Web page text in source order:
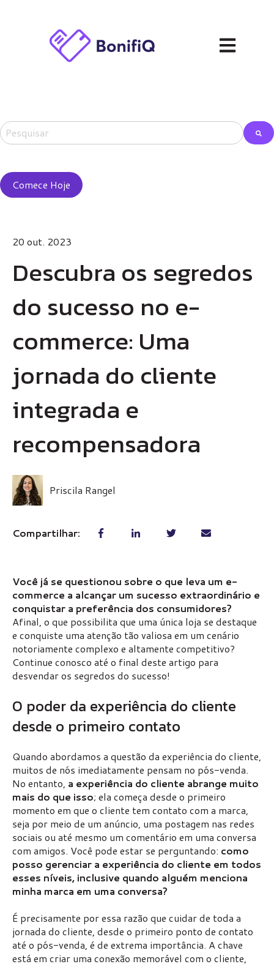
Abrir
Este é um campo de pesquisa com recurso de sugestão
Comece Hoje
20 out. 2023
Descubra os segredos
do sucesso no e-
commerce: Uma
jornada do cliente
integrada e
recompensadora
Priscila Rangel
Compartilhar:
Você já se questionou sobre o que leva um e-
commerce a alcançar um sucesso extraordinário e
conquistar a preferência dos consumidores?
Afinal, o que possibilita que uma única loja se destaque
e conquiste uma atenção tão valiosa em um cenário
notoriamente complexo e altamente competitivo?
Continue conosco até o final deste artigo para
desvendar os segredos do sucesso!
O poder da experiência do cliente
desde o primeiro contato
Quando abordamos a questão da experiência do cliente,
muitos de nós imediatamente pensam no pós-venda.
No entanto, a experiência do cliente abrange muito
mais do que isso; ela começa desde o primeiro
momento em que o cliente tem contato com a marca,
seja por meio de um anúncio, uma postagem nas redes
sociais ou até mesmo um comentário em uma conversa
com amigos. Você pode estar se perguntando: como
posso gerenciar a experiência do cliente em todos
esses níveis, inclusive quando alguém menciona
minha marca em uma conversa?
É precisamente por essa razão que cuidar de toda a
jornada do cliente, desde o primeiro ponto de contato
até o pós-venda, é de extrema importância. A chave
está em criar uma conexão memorável com o cliente,